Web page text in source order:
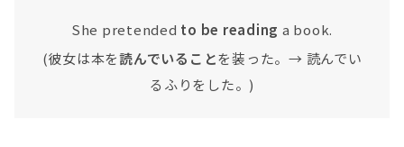
She pretended to be reading a book.
(彼女は本を読んでいることを装った。→ 読んでい
るふりをした。)